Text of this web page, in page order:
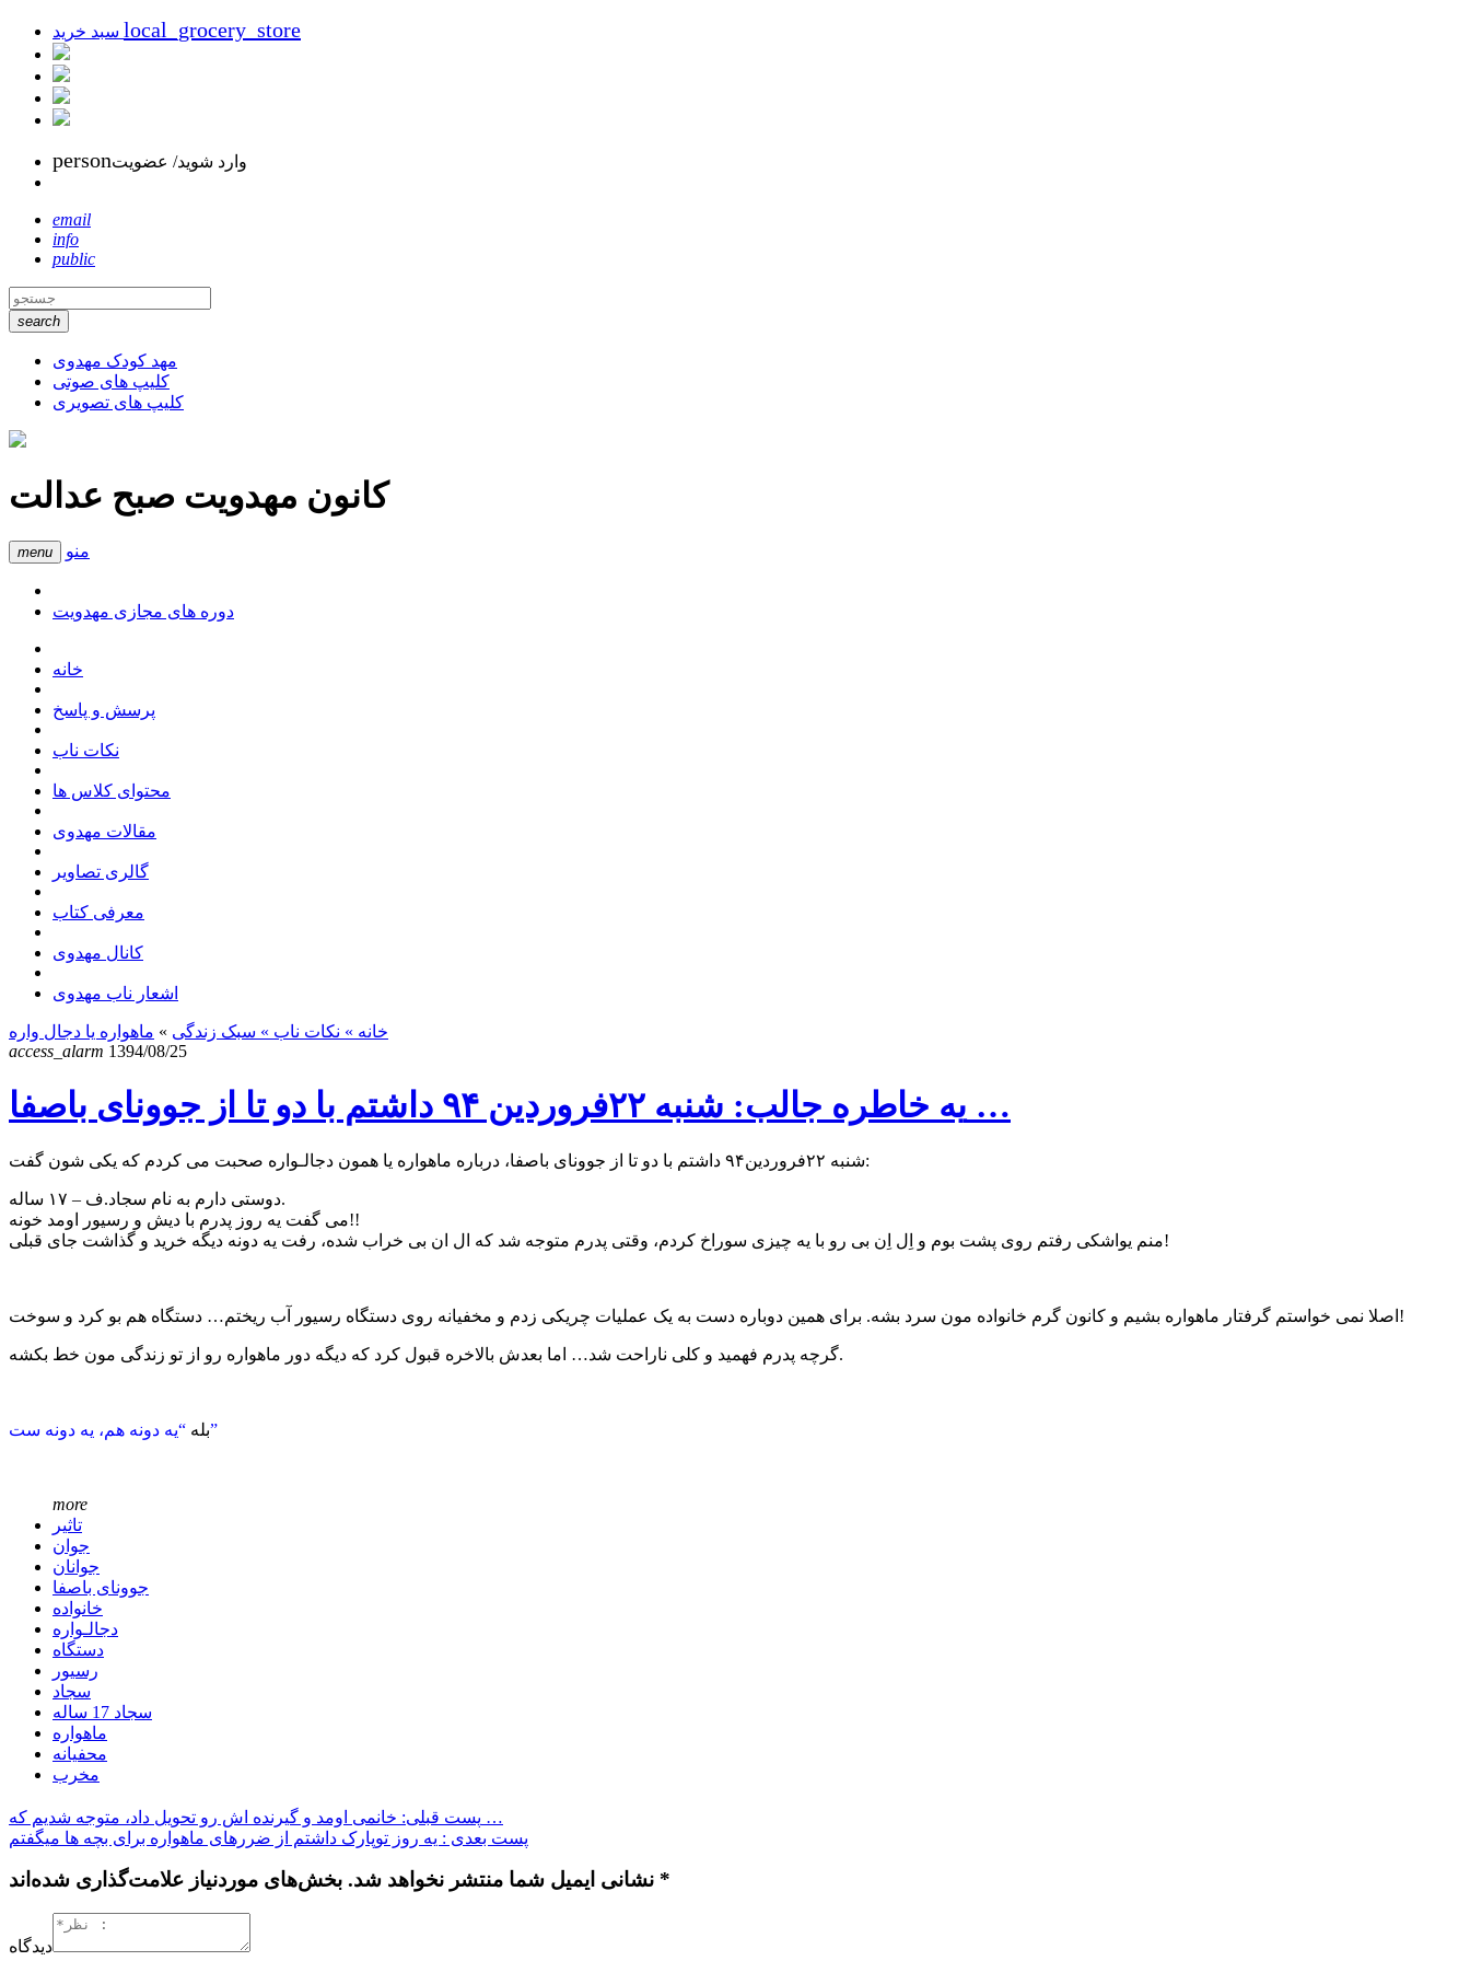
local_grocery_store
personوارد شوید/ عضویت
email
info
public
search
مهد کودک مهدوی
کلیپ های صوتی
کلیپ های تصویری
کانون مهدویت صبح عدالت
menu منو
دوره های مجازی مهدویت
خانه
پرسش و پاسخ
نکات ناب
محتوای کلاس ها
مقالات مهدوی
گالری تصاویر
معرفی کتاب
کانال مهدوی
اشعار ناب مهدوی
خانه » نکات ناب » سبک زندگی » ماهواره یا دجال واره
access_alarm 1394/08/25
یه خاطره جالب: شنبه ۲۲فروردین ۹۴ داشتم با دو تا از جوونای باصفا …
شنبه ۲۲فروردین۹۴ داشتم با دو تا از جوونای باصفا، درباره ماهواره یا همون دجالـواره صحبت می کردم که یکی شون گفت:
دوستی دارم به نام سجاد.ف – ۱۷ ساله.
می گفت یه روز پدرم با دیش و رسیور اومد خونه!!
منم یواشکی رفتم روی پشت بوم و اِل اِن بی رو با یه چیزی سوراخ کردم، وقتی پدرم متوجه شد که ال ان بی خراب شده، رفت یه دونه دیگه خرید و گذاشت جای قبلی!
اصلا نمی خواستم گرفتار ماهواره بشیم و کانون گرم خانواده مون سرد بشه. برای همین دوباره دست به یک عملیات چریکی زدم و مخفیانه روی دستگاه رسیور آب ریختم… دستگاه هم بو کرد و سوخت!
گرچه پدرم فهمید و کلی ناراحت شد… اما بعدش بالاخره قبول کرد که دیگه دور ماهواره رو از تو زندگی مون خط بکشه.
بله“یه دونه هم، یه دونه ست”
more
تاثیر
جوان
جوانان
جوونای باصفا
خانواده
دجالـواره
دستگاه
رسیور
سجاد
سجاد 17 ساله
ماهواره
محفیانه
مخرب
پست قبلی: خانمی اومد و گیرنده اش رو تحویل داد، متوجه شدیم که …
پست بعدی : یه روز توپارک داشتم از ضررهای ماهواره برای بچه ها میگفتم
نشانی ایمیل شما منتشر نخواهد شد. بخش‌های موردنیاز علامت‌گذاری شده‌اند *
دیدگاه